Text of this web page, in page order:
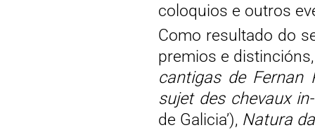
coloquios e outros
Como resultado do
premios e
cantigas de Fernan
sujet des chevaux
de Galicia’), Natura